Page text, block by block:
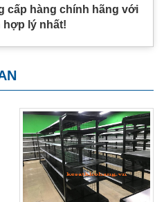
cấp hàng chính hãng với
hợp lý nhất!